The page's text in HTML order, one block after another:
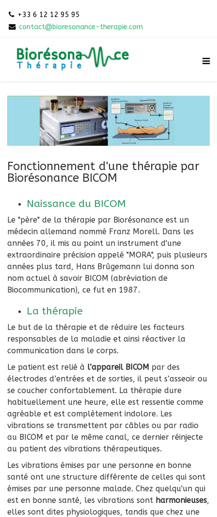
+33 6 12 12 95 95
contact@bioresonance-therapie.com
Fonctionnement d'une thérapie par
Biorésonance BICOM
Naissance du BICOM
Le "père" de la thérapie par Biorésonance est un
médecin allemand nommé Franz Morell. Dans les
années 70, il mis au point un instrument d'une
extraordinaire précision appelé "MORA", puis plusieurs
années plus tard, Hans Brûgemann lui donna son
nom actuel à savoir BICOM (abréviation de
Biocommunication), ce fut en 1987.
La thérapie
Le but de la thérapie et de réduire les facteurs
responsables de la maladie et ainsi réactiver la
communication dans le corps.
Le patient est relié à l’appareil BICOM par des
électrodes d’entrées et de sorties, il peut s’asseoir ou
se coucher confortablement. La thérapie dure
habituellement une heure, elle est ressentie comme
agréable et est complètement indolore. Les
vibrations se transmettent par câbles ou par radio
au BICOM et par le même canal, ce dernier réinjecte
au patient des vibrations thérapeutiques.
Les vibrations émises par une personne en bonne
santé ont une structure différente de celles qui sont
émises par une personne malade. Chez quelqu'un qui
est en bonne santé, les vibrations sont harmonieuses,
elles sont dites physiologiques, tandis que chez une